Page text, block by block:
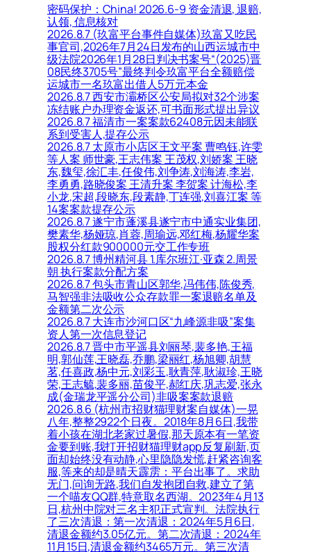
密码保护：China! 2026.6-9 资金清退, 退赔,
认领, 信息核对
2026.8.7 (玖富平台事件自媒体)玖富又吃民
事官司,2026年7月24日发布的山西运城市中
级法院2026年1月28日判决书案号“(2025)晋
08民终3705号”最终判令玖富平台全额赔偿
运城市一名玖富出借人5万元本金
2026.8.7 西安市灞桥区公安局拟对32个涉案
冻结账户办理资金返还,可书面形式提出异议
2026.8.7 福清市一案案款62408元因未能联
系到受害人,提存公示
2026.8.7 太原市小店区王文平案 曹鸣钰,许雯
等人案 师世豪,王志伟案 王茂权,刘娇案 王晓
东,魏玺,徐汇丰,任俊伟,刘争涛,刘海涛,李岩,
李勇勇,路晓俊案 王清升案 李贺案 计海松,李
小龙,宋超,段晓东,段素静,丁连强,刘喜江案 等
14案案款提存公示
2026.8.7 遂宁市蓬溪县遂宁市中通实业集团,
樊素华,杨娅琼,肖蓉,周瑜远,邓红梅,杨耀华案
股权分红款900000元交工作专班
2026.8.7 博州精河县 1.库尔班江·亚森 2.周景
朝 执行案款分配方案
2026.8.7 包头市青山区郭华,冯伟伟,陈俊秀,
马智强非法吸收公众存款罪一案退赔名单及
金额第二次公示
2026.8.7 大连市沙河口区“九峰源非吸”案集
资人第一次信息登记
2026.8.7 晋中市平遥县刘丽琴,裴多艳,王福
明,郭仙莲,王晓磊,乔鹏,梁丽红,杨旭卿,胡慧
茗,任喜政,杨中元,刘彩玉,耿青萍,耿淑珍,王晓
荣,王志毓,裴多丽,苗俊平,郝红庆,巩志爱,张永
成(金瑞龙平遥分公司)非吸案案款退赔
2026.8.6 (杭州市招财猫理财案自媒体)一晃
八年,整整2922个日夜。2018年8月6日,我带
着小孩在湖北老家过暑假,那天原本有一笔资
金要到账,我打开招财猫理财app反复刷新,页
面却始终没有动静,心里隐隐发慌,赶紧咨询客
服,等来的却是晴天霹雳：平台出事了。求助
无门,问询无路,我们自发抱团自救,建立了第
一个喵友QQ群,特意取名西湖。2023年4月13
日,杭州中院对三名主犯正式宣判。法院执行
了三次清退：第一次清退：2024年5月6日,
清退金额约3.05亿元。第二次清退：2024年
11月15日,清退金额约3465万元。第三次清